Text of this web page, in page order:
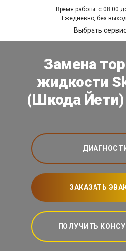
Время работы: с 08:00
Ежедневно, без
Выбрать сервис
Замена
жидкости
(Шкода
ЗАКАЗАТЬ
ПОЛУЧИТЬ